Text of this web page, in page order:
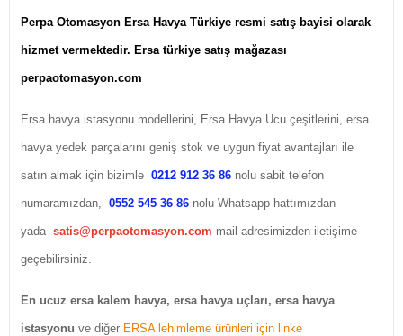
Perpa Otomasyon Ersa Havya Türkiye resmi satış bayisi olarak
hizmet vermektedir. Ersa türkiye satış mağazası
perpaotomasyon.com
Ersa havya istasyonu modellerini, Ersa Havya Ucu çeşitlerini, ersa
havya yedek parçalarını geniş stok ve uygun fiyat avantajları ile
satın almak için bizimle 0212 912 36 86 nolu sabit telefon
numaramızdan, 0552 545 36 86 nolu Whatsapp hattımızdan
yada satis@perpaotomasyon.com mail adresimizden iletişime
geçebilirsiniz.
En ucuz ersa kalem havya, ersa havya uçları, ersa havya
istasyonu ve diğer ERSA lehimleme ürünleri için linke